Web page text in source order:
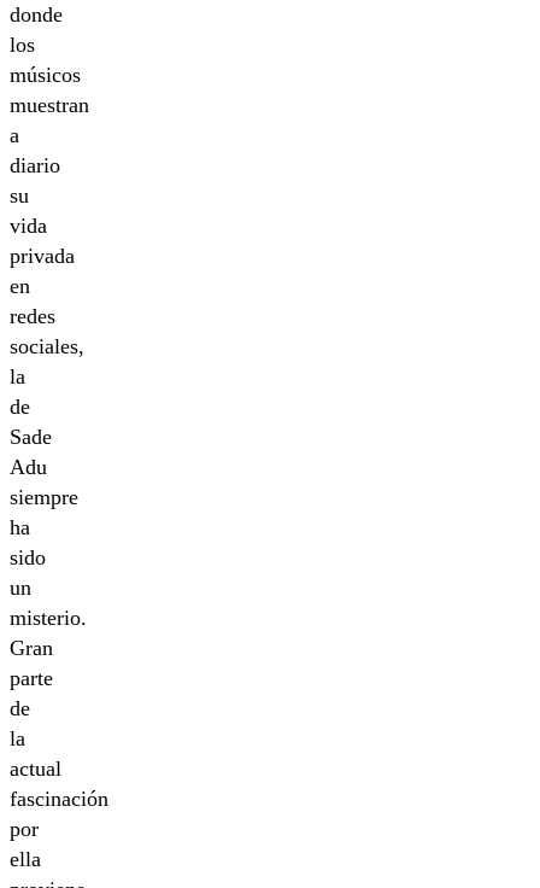
donde
los
músicos
muestran
a
diario
su
vida
privada
en
redes
sociales,
la
de
Sade
Adu
siempre
ha
sido
un
misterio.
Gran
parte
de
la
actual
fascinación
por
ella